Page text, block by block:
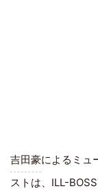
吉田豪によるミュ
ストは、 ILL-